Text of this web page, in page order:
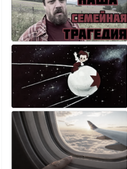
Frumas 1 августа 2026, 17:10
Вселенная, для человеческого разума -
непостижима
1GR 1 августа 2026, 16:50
"Становится всё яснее"
1
amg610
1 августа 2026, 16:39
Работавшие ранее в РФ мессенджеры
BIP и KakaoTalk перестали работать
1
1 августа 2026, 14:51
Исторический дом в центре Магадана
выставили на торги за 100 тысяч рублей
10
Allarm
1 августа 2026, 13:50
В Подмосковье мужчина устроил концерт
для соседей в честь своего дня рождения